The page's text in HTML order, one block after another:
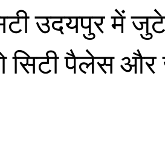
उदयपुर में
सिटी पैलेस